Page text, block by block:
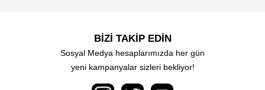
BİZİ TAKİP EDİN
Sosyal Medya hesaplarımızda her gün
yeni kampanyalar sizleri bekliyor!